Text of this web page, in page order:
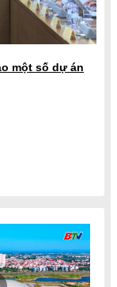
một số dự án